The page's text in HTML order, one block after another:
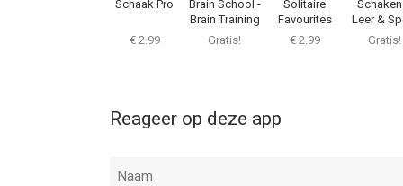
Schaak Pro
€ 2.99
Brain School -
Brain Training
Gratis!
Solitaire
Favourites
€ 2.99
Leer &
Gratis!
Reageer op deze app